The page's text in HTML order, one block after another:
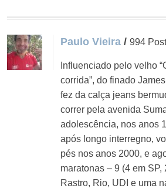
Paulo Vieira /994
Influenciado pelo velho
corrida”, do finado
fez da calça jeans
correr pela avenida
adolescência, nos anos
após longo interregno,
pés nos anos 2000, e
maratonas – 9 (4 em
Rastro, Rio, UDI e uma